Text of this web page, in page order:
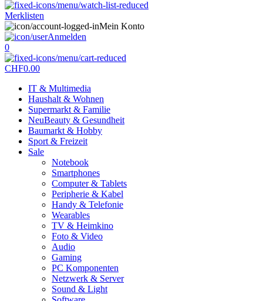
Merklisten
Mein Konto
Anmelden
0
CHF0.00
IT & Multimedia
Haushalt & Wohnen
Supermarkt & Familie
NeuBeauty & Gesundheit
Baumarkt & Hobby
Sport & Freizeit
Sale
Notebook
Smartphones
Computer & Tablets
Peripherie & Kabel
Handy & Telefonie
Wearables
TV & Heimkino
Foto & Video
Audio
Gaming
PC Komponenten
Netzwerk & Server
Sound & Light